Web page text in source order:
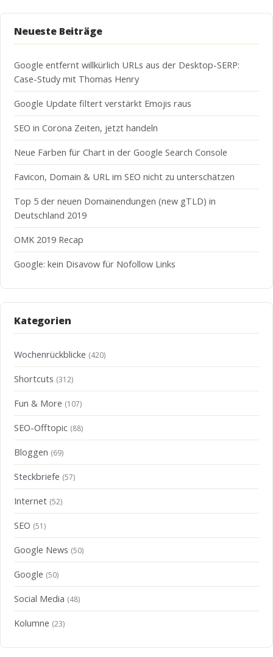
Neueste Beiträge
Google entfernt willkürlich URLs aus der Desktop-SERP:
Case-Study mit Thomas Henry
Google Update filtert verstärkt Emojis raus
SEO in Corona Zeiten, jetzt handeln
Neue Farben für Chart in der Google Search Console
Favicon, Domain & URL im SEO nicht zu unterschätzen
Top 5 der neuen Domainendungen (new gTLD) in
Deutschland 2019
OMK 2019 Recap
Google: kein Disavow für Nofollow Links
Kategorien
Wochenrückblicke (420)
Shortcuts (312)
Fun & More (107)
SEO-Offtopic (88)
Bloggen (69)
Steckbriefe (57)
Internet (52)
SEO (51)
Google News (50)
Google (50)
Social Media (48)
Kolumne (23)